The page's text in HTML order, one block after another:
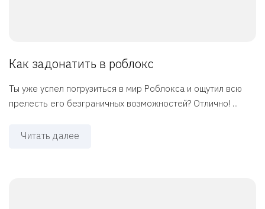
Как задонатить в роблокс
Ты уже успел погрузиться в мир Роблокса и ощутил всю
прелесть его безграничных возможностей? Отлично! ...
Читать далее